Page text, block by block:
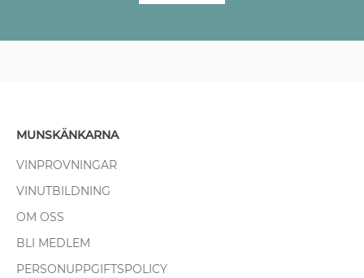
MUNSKÄNKARNA
VINPROVNINGAR
VINUTBILDNING
OM OSS
BLI MEDLEM
PERSONUPPGIFTSPOLICY